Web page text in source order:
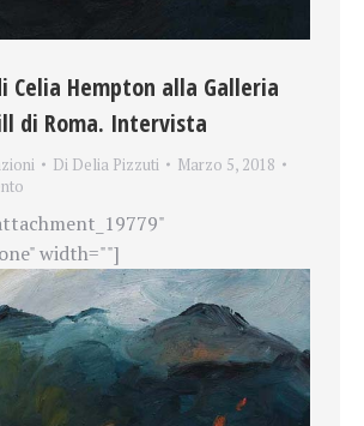
Celia Hempton alla Galleria
di Roma. Intervista
Di Delia Pizzuti
Marzo 5, 2018
width=""]